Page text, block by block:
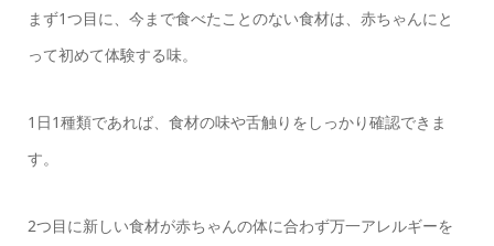
まず1つ目に、今まで食べたことのない食材は、赤ちゃんにと
って初めて体験する味。
1日1種類であれば、食材の味や舌触りをしっかり確認できま
す。
2つ目に新しい食材が赤ちゃんの体に合わず万一アレルギーを